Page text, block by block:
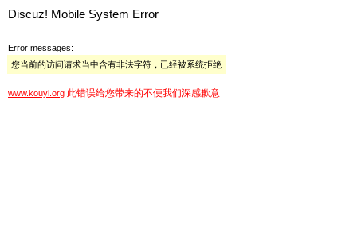
Discuz! Mobile System Error
Error messages:
您当前的访问请求当中含有非法字符，已经被系统拒绝
www.kouyi.org 此错误给您带来的不便我们深感歉意